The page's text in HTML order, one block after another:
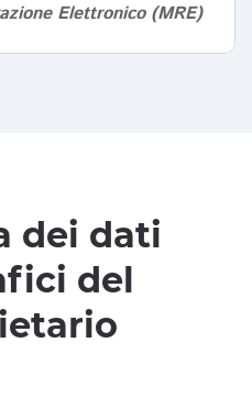
Elettronico (MRE)
dei dati
del